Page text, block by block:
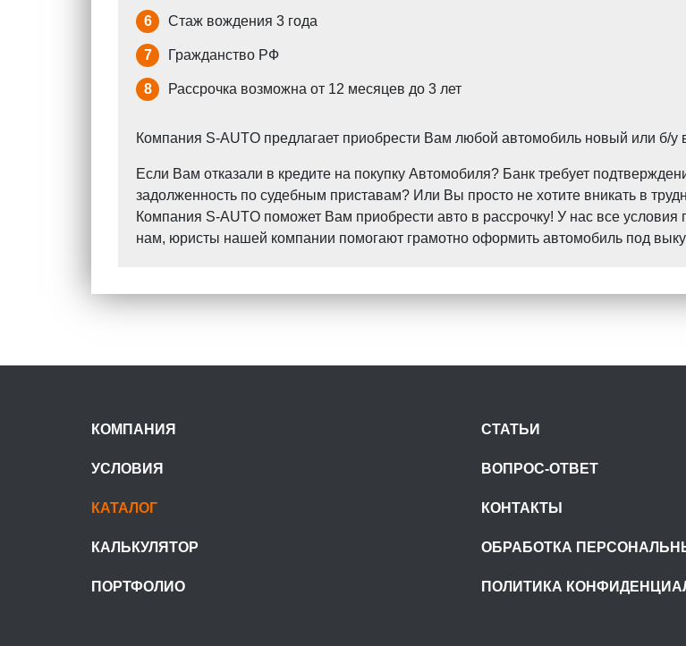
6 Стаж вождения 3 года
7 Гражданство РФ
8 Рассрочка возможна от 12 месяцев до 3 лет
Компания S-AUTO предлагает приобрести Вам любой автомобиль новый или б/у
Если Вам отказали в кредите на покупку Автомобиля? Банк требует
задолженность по судебным приставам? Или Вы просто не хотите вникать в
Компания S-AUTO поможет Вам приобрести авто в рассрочку! У нас все
нам, юристы нашей компании помогают грамотно оформить автомобиль под
КОМПАНИЯ
УСЛОВИЯ
КАТАЛОГ
КАЛЬКУЛЯТОР
ПОРТФОЛИО
СТАТЬИ
ВОПРОС-ОТВЕТ
КОНТАКТЫ
ОБРАБОТКА
ПОЛИТИКА